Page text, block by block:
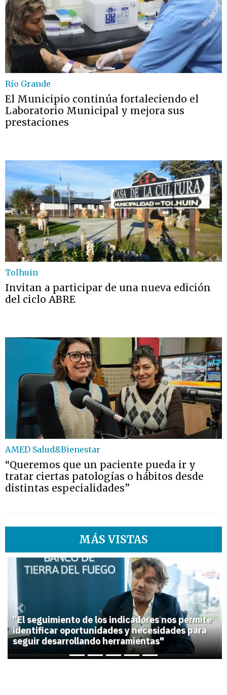
Río Grande
El Municipio continúa fortaleciendo el
Laboratorio Municipal y mejora sus
prestaciones
Tolhuin
Invitan a participar de una nueva edición
del ciclo ABRE
AMED Salud&Bienestar
“Queremos que un paciente pueda ir y
tratar ciertas patologías o hábitos desde
distintas especialidades”
MÁS VISTAS
1
"El seguimiento de los indicadores nos permite
identificar oportunidades y necesidades para
seguir desarrollando herramientas"
Previous Next